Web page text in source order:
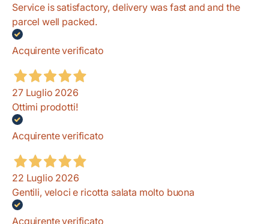
Service is satisfactory, delivery was fast and and the
parcel well packed.
Acquirente verificato
27 Luglio 2026
Ottimi prodotti!
Acquirente verificato
22 Luglio 2026
Gentili, veloci e ricotta salata molto buona
Acquirente verificato